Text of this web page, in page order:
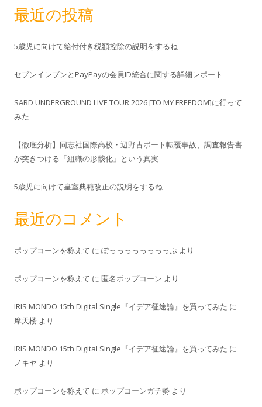
最近の投稿
5歳児に向けて給付付き税額控除の説明をするね
セブンイレブンとPayPayの会員ID統合に関する詳細レポート
SARD UNDERGROUND LIVE TOUR 2026 [TO MY FREEDOM]に行って
みた
【徹底分析】同志社国際高校・辺野古ボート転覆事故、調査報告書
が突きつける「組織の形骸化」という真実
5歳児に向けて皇室典範改正の説明をするね
最近のコメント
ポップコーンを称えて に ぽっっっっっっっっぷ より
ポップコーンを称えて に 匿名ポップコーン より
IRIS MONDO 15th Digital Single『イデア征途論』を買ってみた に
摩天楼 より
IRIS MONDO 15th Digital Single『イデア征途論』を買ってみた に
ノキヤ より
ポップコーンを称えて に ポップコーンガチ勢 より